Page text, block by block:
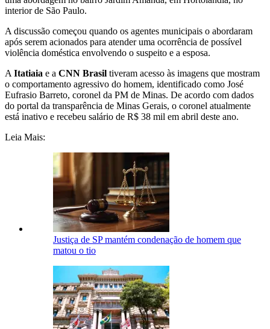
interior de São Paulo.
A discussão começou quando os agentes municipais o abordaram
após serem acionados para atender uma ocorrência de possível
violência doméstica envolvendo o suspeito e a esposa.
A Itatiaia e a CNN Brasil tiveram acesso às imagens que mostram
o comportamento agressivo do homem, identificado como José
Eufrasio Barreto, coronel da PM de Minas. De acordo com dados
do portal da transparência de Minas Gerais, o coronel atualmente
está inativo e recebeu salário de R$ 38 mil em abril deste ano.
Leia Mais:
Justiça de SP mantém condenação de homem que
matou o tio